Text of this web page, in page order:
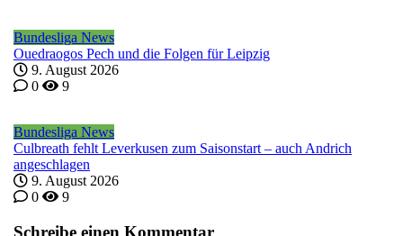
Bundesliga News
Ouedraogos Pech und die Folgen für Leipzig
9. August 2026
0
9
Bundesliga News
Culbreath fehlt Leverkusen zum Saisonstart – auch Andrich
angeschlagen
9. August 2026
0
9
Schreibe einen Kommentar